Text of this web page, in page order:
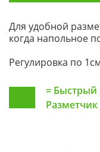
Для удобной
когда напольное
Регулировка по
= Быстрый
Разметчик